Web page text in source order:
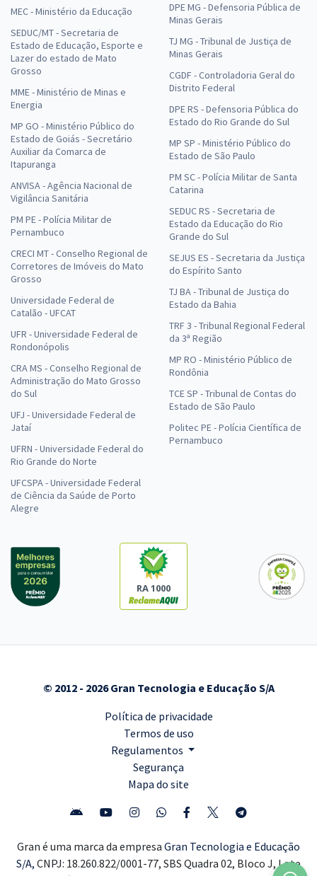
MEC - Ministério da Educação
SEDUC/MT - Secretaria de
Estado de Educação, Esporte e
Lazer do estado de Mato
Grosso
MME - Ministério de Minas e
Energia
MP GO - Ministério Público do
Estado de Goiás - Secretário
Auxiliar da Comarca de
Itapuranga
ANVISA - Agência Nacional de
Vigilância Sanitária
PM PE - Polícia Militar de
Pernambuco
CRECI MT - Conselho Regional de
Corretores de Imóveis do Mato
Grosso
Universidade Federal de
Catalão - UFCAT
UFR - Universidade Federal de
Rondonópolis
CRA MS - Conselho Regional de
Administração do Mato Grosso
do Sul
UFJ - Universidade Federal de
Jataí
UFRN - Universidade Federal do
Rio Grande do Norte
UFCSPA - Universidade Federal
de Ciência da Saúde de Porto
Alegre
DPE MG - Defensoria Pública de
Minas Gerais
TJ MG - Tribunal de Justiça de
Minas Gerais
CGDF - Controladoria Geral do
Distrito Federal
DPE RS - Defensoria Pública do
Estado do Rio Grande do Sul
MP SP - Ministério Público do
Estado de São Paulo
PM SC - Polícia Militar de Santa
Catarina
SEDUC RS - Secretaria de
Estado da Educação do Rio
Grande do Sul
SEJUS ES - Secretaria da Justiça
do Espírito Santo
TJ BA - Tribunal de Justiça do
Estado da Bahia
TRF 3 - Tribunal Regional Federal
da 3ª Região
MP RO - Ministério Público de
Rondônia
TCE SP - Tribunal de Contas do
Estado de São Paulo
Politec PE - Polícia Científica de
Pernambuco
RA 1000
© 2012 - 2026 Gran Tecnologia e Educação S/A
Política de privacidade
Termos de uso
Regulamentos
Segurança
Mapa do site
Gran é uma marca da empresa Gran Tecnologia e Educação
S/A, CNPJ: 18.260.822/0001-77, SBS Quadra 02, Bloco J, Lote